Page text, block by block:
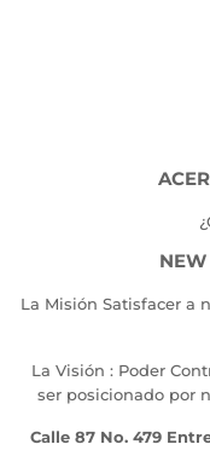
La Misión Satisfacer a
La Visión : Poder
ser posicionado por
Calle 87 No. 479